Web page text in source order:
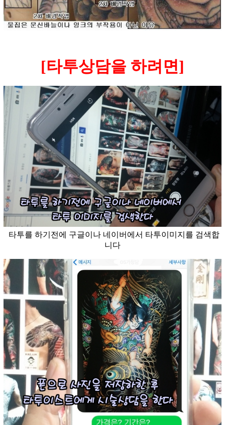
[타투상담을 하려면]
타투를 하기전에 구글이나 네이버에서 타투이미지를 검색합
니다